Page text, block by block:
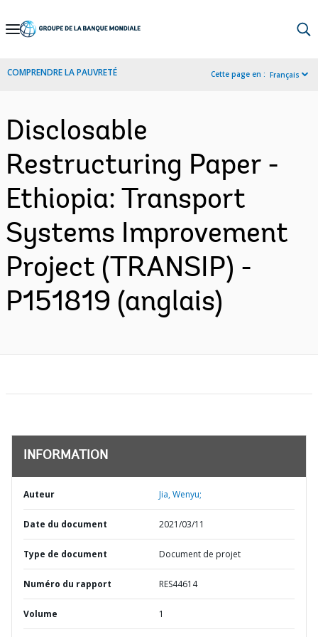
Skip
Navigation
COMPRENDRE LA PAUVRETÉ Cette page en : Français
Disclosable
Restructuring Paper -
Ethiopia: Transport
Systems Improvement
Project (TRANSIP) -
P151819 (anglais)
INFORMATION
Auteur Jia, Wenyu;
Date du document 2021/03/11
Type de document Document de projet
Numéro du rapport RES44614
Volume 1